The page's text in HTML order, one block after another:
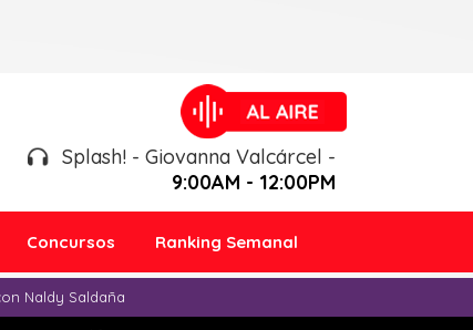
Splash! - Giovanna Valcárcel -
9:00AM - 12:00PM
Concursos Ranking Semanal
Naldy Saldaña